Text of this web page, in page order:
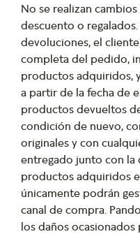
No se realizan
descuento o
devoluciones, el
completa del pedido,
productos adquiridos,
a partir de la fecha de
productos devueltos
condición de nuevo,
originales y con
entregado junto con la
productos adquiridos
únicamente podrán
canal de compra.
los daños